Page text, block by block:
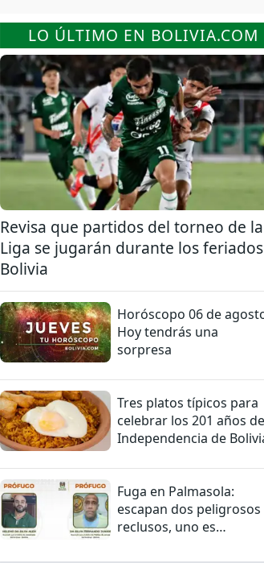
LO ÚLTIMO EN BOLIVIA.COM
Revisa que partidos del torneo de la
Liga se jugarán durante los
Bolivia
Horóscopo 06 de
Hoy tendrás una
sorpresa
Tres platos típicos para
celebrar los 201 años de
Independencia de
Fuga en Palmasola:
escapan dos peligrosos
reclusos, uno es